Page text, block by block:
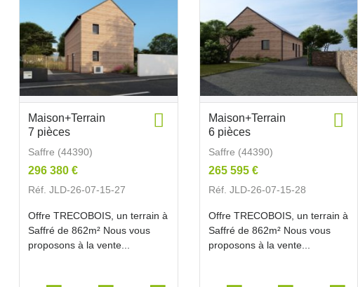
Maison+Terrain
7 pièces
Saffre (44390)
296 380 €
Réf. JLD-26-07-15-27
Offre TRECOBOIS, un terrain à
Saffré de 862m² Nous vous
proposons à la vente...
Maison+Terrain
6 pièces
Saffre (44390)
265 595 €
Réf. JLD-26-07-15-28
Offre TRECOBOIS, un terrain à
Saffré de 862m² Nous vous
proposons à la vente...